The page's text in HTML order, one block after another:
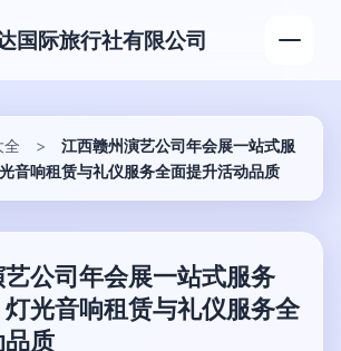
国际旅行社有限公司
全 >
江西赣州演艺公司年会展一站式服
音响租赁与礼仪服务全面提升活动品质
公司年会展一站式服务
光音响租赁与礼仪服务全
质